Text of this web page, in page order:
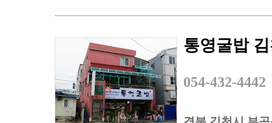
통영굴밥
054-432-4442